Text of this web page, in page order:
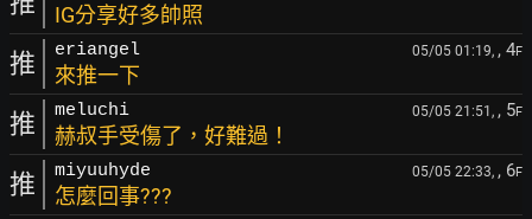
IG分享好多帥照
推 eriangel 05/05 01:19, , 4F
來推一下
推 meluchi 05/05 21:51, , 5F
赫叔手受傷了，好難過！
推 miyuuhyde 05/05 22:33, , 6F
怎麼回事???